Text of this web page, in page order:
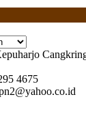
4675